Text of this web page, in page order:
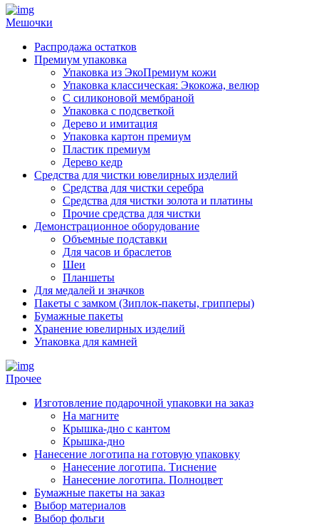
Мешочки
Распродажа остатков
Премиум упаковка
Упаковка из ЭкоПремиум кожи
Упаковка классическая: Экокожа, велюр
С силиконовой мембраной
Упаковка с подсветкой
Дерево и имитация
Упаковка картон премиум
Пластик премиум
Дерево кедр
Средства для чистки ювелирных изделий
Средства для чистки серебра
Средства для чистки золота и платины
Прочие средства для чистки
Демонстрационное оборудование
Объемные подставки
Для часов и браслетов
Шеи
Планшеты
Для медалей и значков
Пакеты с замком (Зиплок-пакеты, грипперы)
Бумажные пакеты
Хранение ювелирных изделий
Упаковка для камней
Прочее
Изготовление подарочной упаковки на заказ
На магните
Крышка-дно с кантом
Крышка-дно
Нанесение логотипа на готовую упаковку
Нанесение логотипа. Тиснение
Нанесение логотипа. Полноцвет
Бумажные пакеты на заказ
Выбор материалов
Выбор фольги